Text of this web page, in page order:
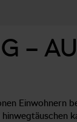
–
Einwohnern